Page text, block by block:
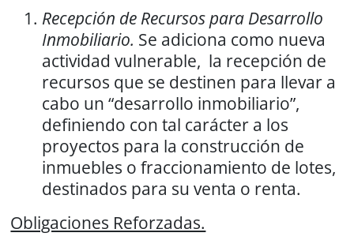
Recepción de Recursos para Desarrollo
Inmobiliario. Se adiciona como nueva
actividad vulnerable, la recepción de
recursos que se destinen para llevar a
cabo un “desarrollo inmobiliario”,
definiendo con tal carácter a los
proyectos para la construcción de
inmuebles o fraccionamiento de lotes,
destinados para su venta o renta.
Obligaciones Reforzadas.